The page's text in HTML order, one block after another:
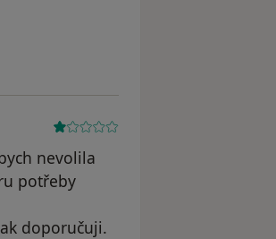
nevolila
potřeby
doporučuji.